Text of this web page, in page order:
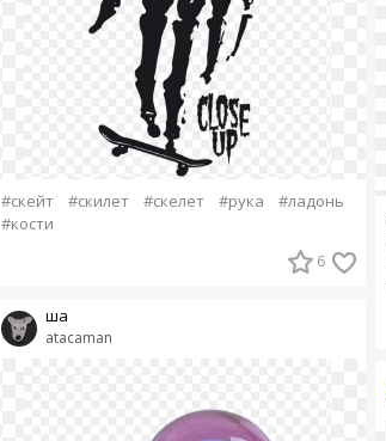
#скейт #скилет #скелет #рука
#ладонь
#кости
6
atacaman
ша